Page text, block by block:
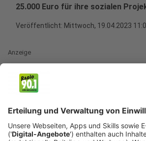
25.000 Euro für ihre sozialen
Veröffentlicht: Mittwoch, 19.04.2023
Anzeige
Seit 25 Jahren unterstützen wir
NRW. Wer hätte mit Start Ende der
gedacht, dass unsere Aktion
sein würde? In 25 Jahren sind NRW-